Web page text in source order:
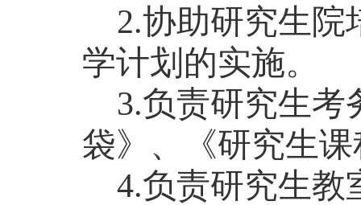
2.协助研究生院
学计划的实施。
3.负责研究生考
袋》、《研究生
4.负责研究生教